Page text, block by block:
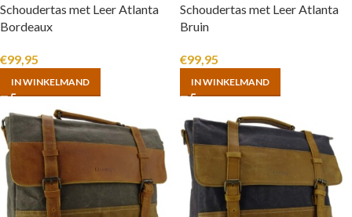
Schoudertas met Leer Atlanta
Bordeaux
€99,95
IN WINKELMAND
Schoudertas met Leer Atlanta
Bruin
€99,95
IN WINKELMAND